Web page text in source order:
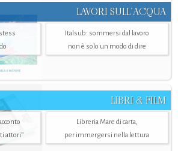
LAVORI SULL’ACQUA
Italsub: sommersi dal lavoro
non è solo un modo di dire
LIBRI & FILM
attori”
Libreria Mare di carta,
per immergersi nella lettura